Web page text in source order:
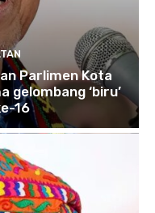
Parlimen Kota
gelombang ‘biru’
16